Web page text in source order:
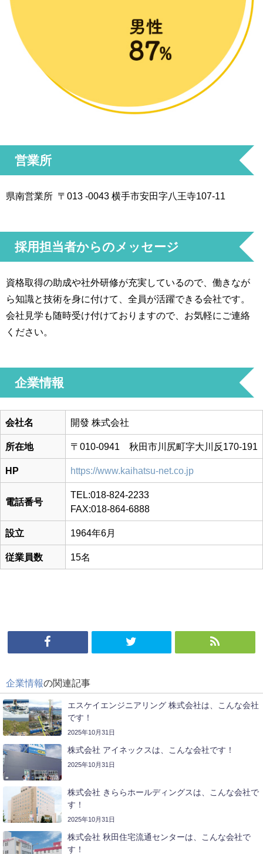
営業所
県南営業所 〒013 -0043 横手市安田字八王寺107-11
採用担当者からのメッセージ
資格取得の助成や社外研修が充実しているので、働きなが
ら知識と技術を身に付けて、全員が活躍できる会社です。
会社見学も随時受け付けておりますので、お気軽にご連絡
ください。
企業情報
会社名 開發 株式会社
所在地 〒010-0941 秋田市川尻町字大川反170-191
HP https://www.kaihatsu-net.co.jp
電話番号
TEL:018-824-2233
FAX:018-864-6888
設立 1964年6月
従業員数 15名
企業情報の関連記事
エスケイエンジニアリング 株式会社は、こんな会社
です！
2025年10月31日
株式会社 アイネックスは、こんな会社です！
2025年10月31日
株式会社 きららホールディングスは、こんな会社で
す！
2025年10月31日
株式会社 秋田住宅流通センターは、こんな会社で
す！